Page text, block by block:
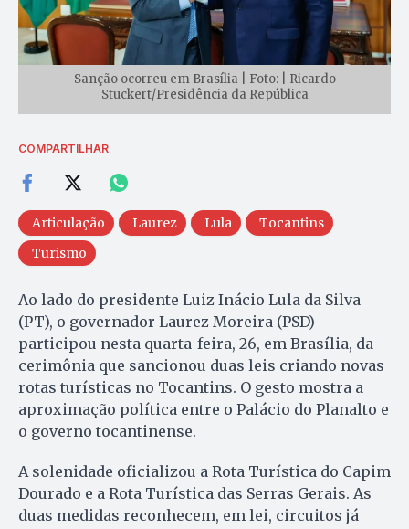
Sanção ocorreu em Brasília | Foto: | Ricardo
Stuckert/Presidência da República
COMPARTILHAR
Articulação Laurez Lula
Tocantins
Turismo
Ao lado do presidente Luiz Inácio Lula da Silva
(PT), o governador Laurez Moreira (PSD)
participou nesta quarta-feira, 26, em Brasília, da
cerimônia que sancionou duas leis criando novas
rotas turísticas no Tocantins. O gesto mostra a
aproximação política entre o Palácio do Planalto e
o governo tocantinense.
A solenidade oficializou a Rota Turística do Capim
Dourado e a Rota Turística das Serras Gerais. As
duas medidas reconhecem, em lei, circuitos já